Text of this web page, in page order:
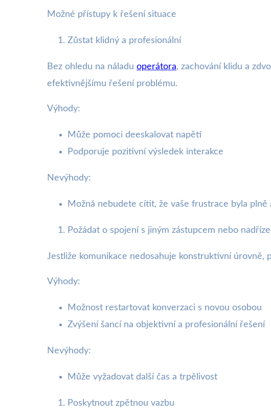
Možné přístupy k řešení situace
Zůstat klidný a profesionální
Bez ohledu na náladu operátora, zachování klidu a
efektivnějšímu řešení problému.
Výhody:
Může pomoci deeskalovat napětí
Podporuje pozitivní výsledek interakce
Nevýhody:
Možná nebudete cítit, že vaše frustrace byla plně
Požádat o spojení s jiným zástupcem nebo
Jestliže komunikace nedosahuje konstruktivní
Výhody:
Možnost restartovat konverzaci s novou osobou
Zvýšení šancí na objektivní a profesionální řešení
Nevýhody:
Může vyžadovat další čas a trpělivost
Poskytnout zpětnou vazbu